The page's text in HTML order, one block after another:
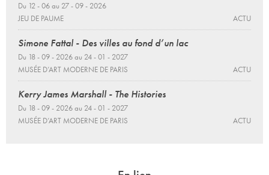
Du 12 - 06 au 27 - 09 - 2026
JEU DE PAUME
ACTU
Simone Fattal - Des villes au fond d’un lac
Du 18 - 09 - 2026 au 24 - 01 - 2027
MUSÉE D’ART MODERNE DE PARIS
ACTU
Kerry James Marshall - The Histories
Du 18 - 09 - 2026 au 24 - 01 - 2027
MUSÉE D’ART MODERNE DE PARIS
ACTU